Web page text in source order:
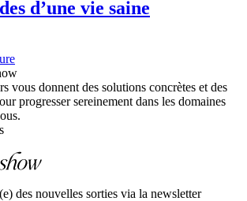
d’une vie saine
vous donnent des solutions concrètes et des
progresser sereinement dans les domaines
des nouvelles sorties via la newsletter